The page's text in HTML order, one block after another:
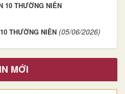
10 THƯỜNG NIÊN
THƯỜNG NIÊN (05/06/2026)
MỚI